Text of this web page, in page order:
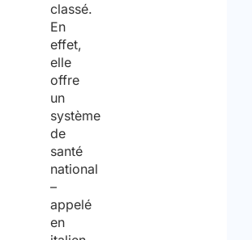
classé.
En
effet,
elle
offre
un
système
de
santé
national
–
appelé
en